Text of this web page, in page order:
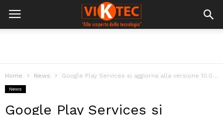
Home News Google Play Services si aggiorna alla versione 10.0 con diverse novità in...
News
Google Play Services si